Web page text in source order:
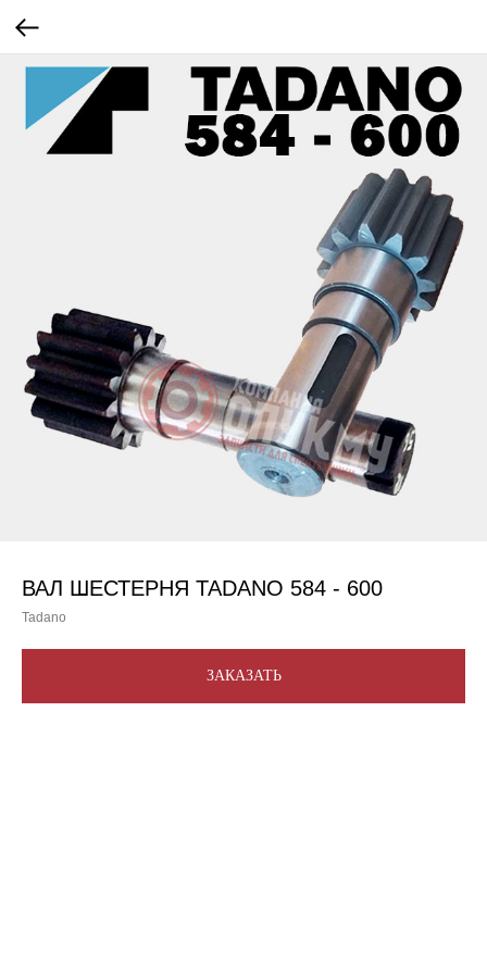
ВАЛ ШЕСТЕРНЯ TADANO 584 - 600
Tadano
ЗАКАЗАТЬ